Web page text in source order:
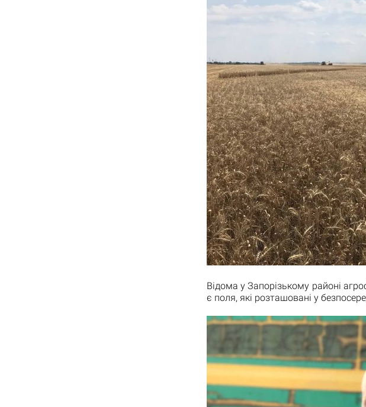
Відома у Запорізькому районі
є поля, які розташовані у